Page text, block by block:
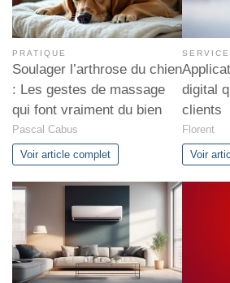
PRATIQUE
Soulager l’arthrose du chien
: Les gestes de massage
qui font vraiment du bien
Pascal Cabus
Voir article complet
digital
clients
Florent
Voir